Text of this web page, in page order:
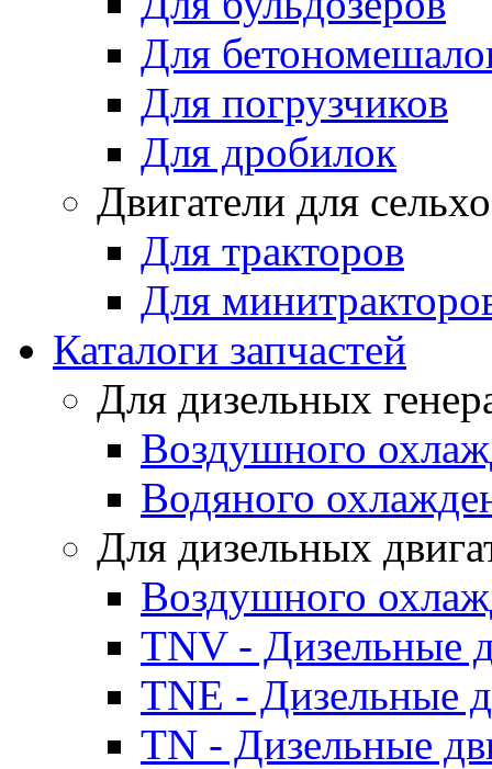
Для
Для погрузчиков
Для дробилок
Двигатели для
Для тракторов
Для
Каталоги запчастей
Для дизельных
Воздушного
Водяного
Для дизельных
Воздушного
TNV - Дизельные
TNE - Дизельные
TN - Дизельные